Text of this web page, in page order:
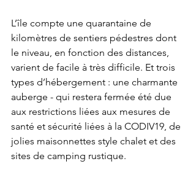
L’île compte une quarantaine de
kilomètres de sentiers pédestres dont
le niveau, en fonction des distances,
varient de facile à très difficile. Et trois
types d’hébergement : une charmante
auberge - qui restera fermée été due
aux restrictions liées aux mesures de
santé et sécurité liées à la CODIV19, de
jolies maisonnettes style chalet et des
sites de camping rustique.